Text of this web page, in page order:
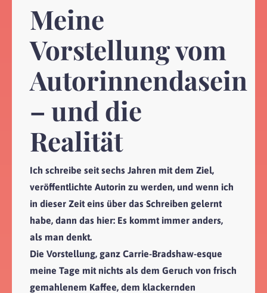
Meine
Vorstellung vom
Autorinnendasein
– und die
Realität
Ich schreibe seit sechs Jahren mit dem Ziel,
veröffentlichte Autorin zu werden, und wenn ich
in dieser Zeit eins über das Schreiben gelernt
habe, dann das hier: Es kommt immer anders,
als man denkt.
Die Vorstellung, ganz Carrie-Bradshaw-esque
meine Tage mit nichts als dem Geruch von frisch
gemahlenem Kaffee, dem klackernden